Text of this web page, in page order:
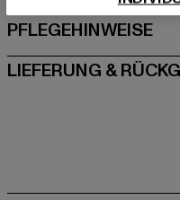
PFLEGEHINWEISE
LIEFERUNG &